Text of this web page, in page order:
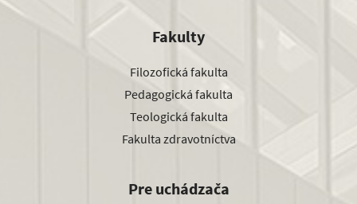
Fakulty
Filozofická fakulta
Pedagogická fakulta
Teologická fakulta
Fakulta zdravotníctva
Pre uchádzača